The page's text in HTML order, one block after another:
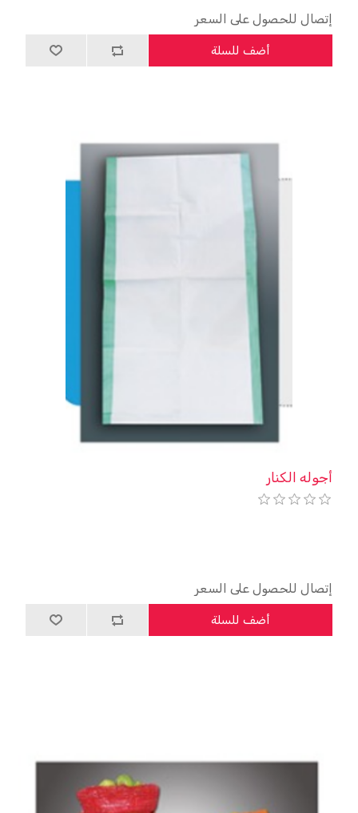
إتصال للحصول على السعر
أضف للسلة
أجوله الكنار
إتصال للحصول على السعر
أضف للسلة